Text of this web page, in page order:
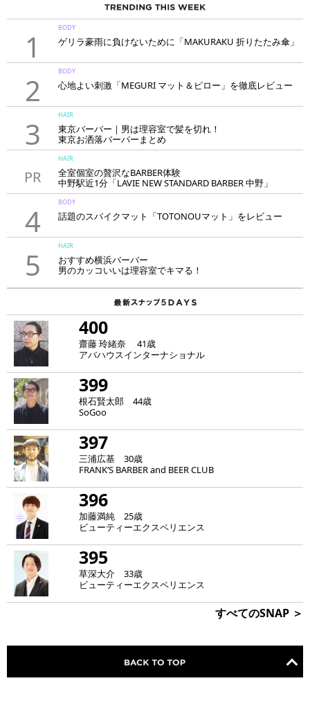
1
BODY
ゲリラ豪雨に負けないために「MAKURAKU 折りたたみ傘」
2
BODY
心地よい刺激「MEGURI マット＆ピロー」を徹底レビュー
3
HAIR
東京バーバー｜男は理容室で髪を切れ！
東京お洒落バーバーまとめ
PR
HAIR
全室個室の贅沢なBARBER体験
中野駅近1分「LAVIE NEW STANDARD BARBER 中野」
4
BODY
話題のスパイクマット「TOTONOUマット」をレビュー
5
HAIR
おすすめ横浜バーバー
男のカッコいいは理容室でキマる！
400
齋藤 玲緒奈 41歳
アバハウスインターナショナル
399
根石賢太郎 44歳
SoGoo
397
三浦広基 30歳
FRANK‘S BARBER and BEER CLUB
396
加藤満純 25歳
ビューティーエクスペリエンス
395
草深大介 33歳
ビューティーエクスペリエンス
すべてのSNAP ＞